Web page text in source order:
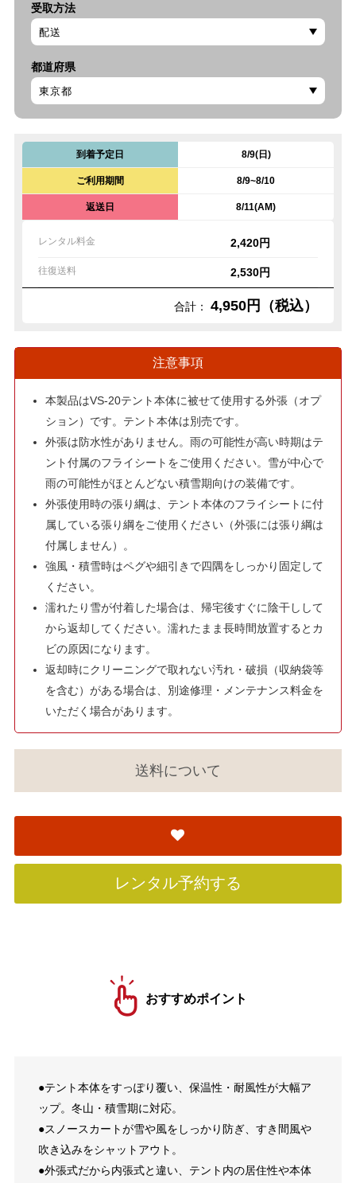
受取方法
都道府県
到着予定日 8/9(日)
ご利用期間 8/9~8/10
返送日 8/11(AM)
レンタル料金 2,420円
往復送料 2,530円
合計： 4,950円（税込）
注意事項
本製品はVS-20テント本体に被せて使用する外張（オプ
ション）です。テント本体は別売です。
外張は防水性がありません。雨の可能性が高い時期はテ
ント付属のフライシートをご使用ください。雪が中心で
雨の可能性がほとんどない積雪期向けの装備です。
外張使用時の張り綱は、テント本体のフライシートに付
属している張り綱をご使用ください（外張には張り綱は
付属しません）。
強風・積雪時はペグや細引きで四隅をしっかり固定して
ください。
濡れたり雪が付着した場合は、帰宅後すぐに陰干しして
から返却してください。濡れたまま長時間放置するとカ
ビの原因になります。
返却時にクリーニングで取れない汚れ・破損（収納袋等
を含む）がある場合は、別途修理・メンテナンス料金を
いただく場合があります。
送料について
レンタル予約する
おすすめポイント
●テント本体をすっぽり覆い、保温性・耐風性が大幅ア
ップ。冬山・積雪期に対応。
●スノースカートが雪や風をしっかり防ぎ、すき間風や
吹き込みをシャットアウト。
●外張式だから内張式と違い、テント内の居住性や本体